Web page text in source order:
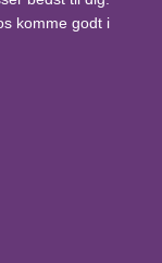
komme godt i